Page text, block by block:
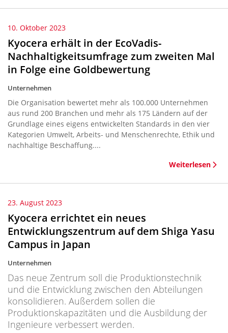
10. Oktober 2023
Kyocera erhält in der EcoVadis-
Nachhaltigkeitsumfrage zum zweiten Mal
in Folge eine Goldbewertung
Unternehmen
Die Organisation bewertet mehr als 100.000 Unternehmen
aus rund 200 Branchen und mehr als 175 Ländern auf der
Grundlage eines eigens entwickelten Standards in den vier
Kategorien Umwelt, Arbeits- und Menschenrechte, Ethik und
nachhaltige Beschaffung....
Weiterlesen
23. August 2023
Kyocera errichtet ein neues
Entwicklungszentrum auf dem Shiga Yasu
Campus in Japan
Unternehmen
Das neue Zentrum soll die Produktionstechnik
und die Entwicklung zwischen den Abteilungen
konsolidieren. Außerdem sollen die
Produktionskapazitäten und die Ausbildung der
Ingenieure verbessert werden.